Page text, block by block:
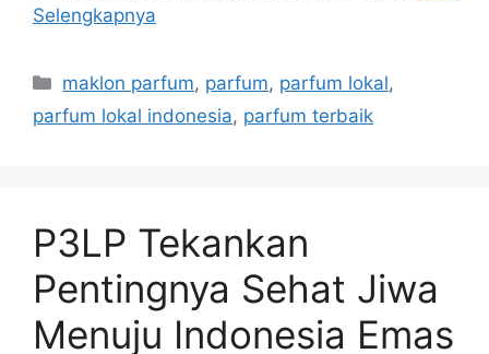
Selengkapnya
Kategori
maklon parfum, parfum, parfum lokal,
parfum lokal indonesia, parfum terbaik
P3LP Tekankan
Pentingnya Sehat Jiwa
Menuju Indonesia Emas